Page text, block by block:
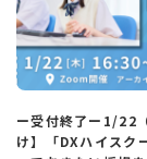
ー受付終了ー1/22
け】「DXハイスク